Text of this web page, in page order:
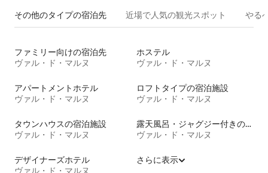
その他のタ⁠イ⁠プ⁠の宿⁠泊⁠先 近場で人気の観光スポット やる
ファミリー向けの宿泊先
ヴァル・ド・マルヌ
ホステル
ヴァル・ド・マルヌ
アパートメントホテル
ヴァル・ド・マルヌ
ロフトタイプの宿泊施設
ヴァル・ド・マルヌ
タウンハウスの宿泊施設
ヴァル・ド・マルヌ
露天風呂・ジャグジー付きの宿泊施設
ヴァル・ド・マルヌ
デザイナーズホテル
ヴァル・ド・マルヌ
さらに表示